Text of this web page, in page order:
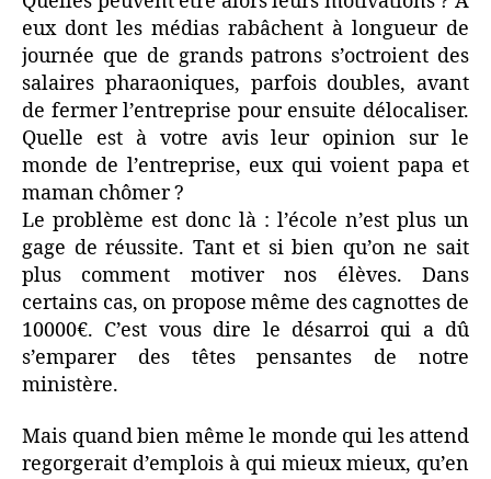
eux dont les médias rabâchent à longueur de
journée que de grands patrons s’octroient des
salaires pharaoniques, parfois doubles, avant
de fermer l’entreprise pour ensuite délocaliser.
Quelle est à votre avis leur opinion sur le
monde de l’entreprise, eux qui voient papa et
maman chômer ?
Le problème est donc là : l’école n’est plus un
gage de réussite. Tant et si bien qu’on ne sait
plus comment motiver nos élèves. Dans
certains cas, on propose même des cagnottes de
10000€. C’est vous dire le désarroi qui a dû
s’emparer des têtes pensantes de notre
ministère.
Mais quand bien même le monde qui les attend
regorgerait d’emplois à qui mieux mieux, qu’en